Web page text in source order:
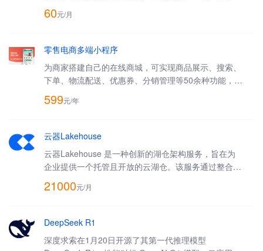
套餐：https://cloud.tencent.com/act/pro/imageweb
60元/月
零售电商多端小程序
为商家搭建自己的在线商城，可实现商品展示、搜索、
下单、物流配送、优惠券、分销管理等50余种功能，商
家只需简单设置即可在线售卖，方便快捷！ 套餐购买
地址：
599元/年
云器Lakehouse
云器Lakehouse 是一种创新的湖仓架构服务，旨在为
企业提供一个托管且开放的云湖仓。该服务通过整合数
据仓库构建、数据湖探索分析、实时与离线数据处理以
及业务报表等多种功能，满足企业在不同发展阶段对扩
21000元/月
DeepSeek R1
深度求索在1月20日开源了其第一代推理模型